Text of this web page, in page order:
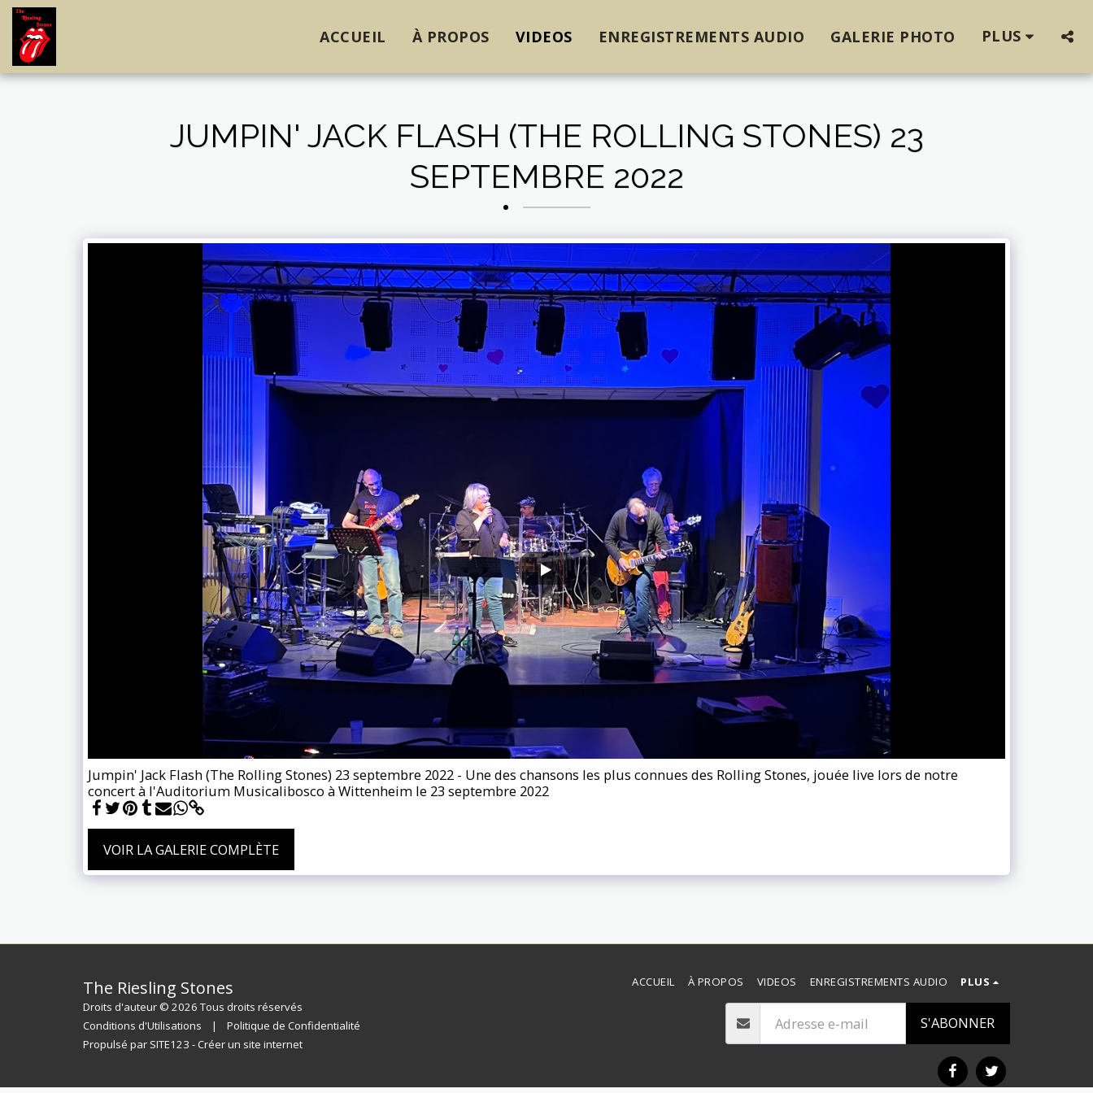
ACCUEIL À PROPOS VIDEOS ENREGISTREMENTS AUDIO GALERIE PHOTO PLUS
JUMPIN' JACK FLASH (THE ROLLING STONES) 23
SEPTEMBRE 2022
Jumpin' Jack Flash (The Rolling Stones) 23 septembre 2022 - Une des chansons les plus connues des Rolling Stones, jouée live lors de notre
concert à l'Auditorium Musicalibosco à Wittenheim le 23 septembre 2022
VOIR LA GALERIE COMPLÈTE
The Riesling Stones
Droits d'auteur © 2026 Tous droits réservés
Conditions d'Utilisations | Politique de Confidentialité
Propulsé par SITE123 -Créer un site internet
ACCUEIL À PROPOS VIDEOS ENREGISTREMENTS AUDIO PLUS
S'ABONNER